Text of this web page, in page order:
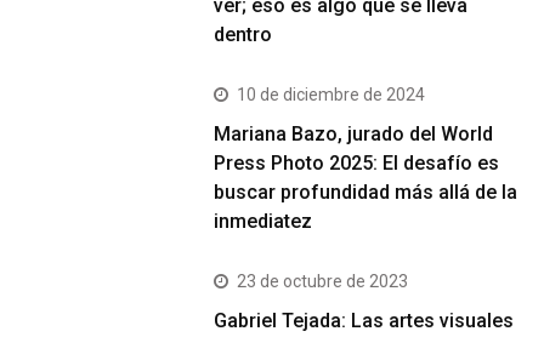
ver; eso es algo que se lleva
dentro
10 de diciembre de 2024
Mariana Bazo, jurado del World
Press Photo 2025: El desafío es
buscar profundidad más allá de la
inmediatez
23 de octubre de 2023
Gabriel Tejada: Las artes visuales